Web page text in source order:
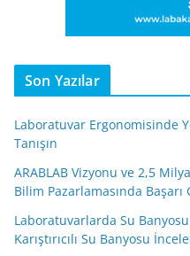
Son Yazılar
Laboratuvar Ergonomisinde
Tanışın
ARABLAB Vizyonu ve 2,5
Bilim Pazarlamasında
Laboratuvarlarda Su
Karıştırıcılı Su Banyosu